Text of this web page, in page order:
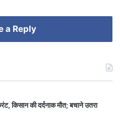
a Reply
किसान की दर्दनाक मौत; बचाने उतरा